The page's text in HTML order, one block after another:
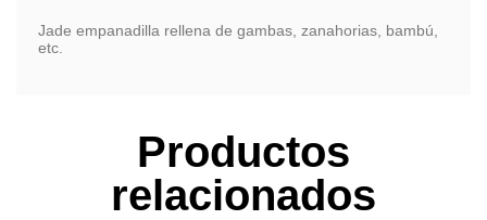
Jade empanadilla rellena de gambas, zanahorias, bambú,
etc.
Productos
relacionados